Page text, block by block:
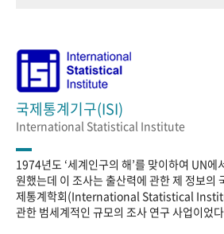
국제통계기구(ISI)
International Statistical Institute
1974년도 ‘세계인구의 해’를 맞이하여 UN에
원했는데 이 조사는 출산력에 관한 제 정보의
제통계학회(International Statistical
관한 범세계적인 규모의 조사 연구 사업이었다.